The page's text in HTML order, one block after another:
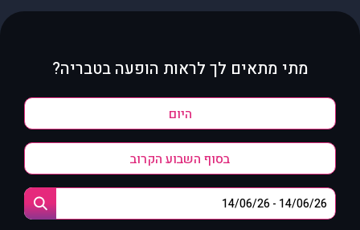
מתי מתאים לך לראות הופעה בטבריה?
היום
בסוף השבוע הקרוב